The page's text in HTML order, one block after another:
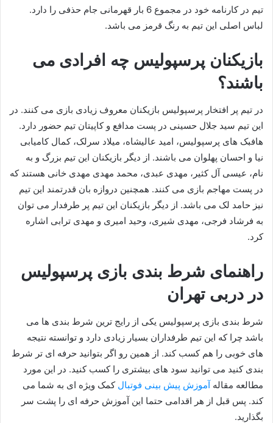
تیم در کارنامه خود در مجموع 6 بار قهرمانی جام حذفی را دارد.
لباس اصلی این تیم به رنگ قرمز می باشد.
بازیکنان پرسپولیس چه افرادی می
باشند؟
در تیم پر افتخار پرسپولیس بازیکنان معروف زیادی بازی می کنند. در
این تیم سید جلال حسینی در پست مدافع و کاپیتان تیم حضور دارد.
هافبک های پرسپولیس، امید عالیشاه، میلاد سرلک، کمال کامیابی
نیا و احسان پهلوان می باشند. از دیگر بازیکنان این تیم بزرگ و به
نام، عیسی آل کثیر، مهدی عبدی، محمد مهدی مهدی خانی هستند که
در پست مهاجم بازی می کنند. همچنین دروازه بان قدرتمند این تیم
نیز حامد لک می باشد. از دیگر بازیکنان این تیم پر طرفدار می توان
به فرشاد فرجی، مهدی شیری، وحید امیری و مهدی ترابی اشاره
کرد.
راهنمای شرط بندی بازی پرسپولیس
در دربی تهران
شرط بندی بازی پرسپولیس یکی از رایج ترین شرط بندی ها می
باشد چرا که این تیم طرفداران بسیار زیادی دارد و توانسته نتیجه
های خوبی را هم کسب کند. از همین رو اگر بتوانید حرفه ای تر شرط
بندی کنید می توانید سود های بیشتری را کسب کنید. در این مورد
مطالعه مقالهآموزش پیش بینی فوتبال کمک ویژه ای به شما می
کند. پس قبل از هر اقدامی حتما این آموزش حرفه ای را پشت سر
بگذارید.